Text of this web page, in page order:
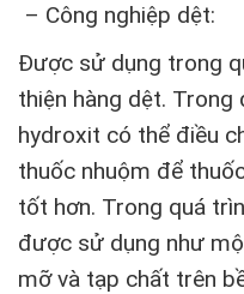
– Công nghiệp dệt:
Được sử dụng trong
thiện hàng dệt. Trong
hydroxit có thể điều
thuốc nhuộm để
tốt hơn. Trong quá
được sử dụng như
mỡ và tạp chất trên